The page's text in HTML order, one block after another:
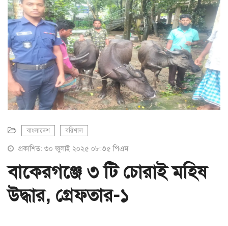
a
t
i
o
n
বাংলাদেশ বরিশাল
প্রকাশিত: ৩০ জুলাই ২০২৫ ০৮:৩৫ পিএম
বাকেরগঞ্জে ৩ টি চোরাই মহিষ
উদ্ধার, গ্রেফতার-১